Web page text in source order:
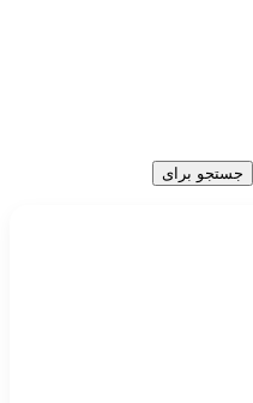
جستجو برای